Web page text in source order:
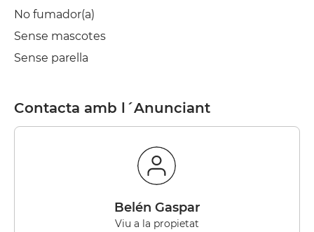
No fumador(a)
Sense mascotes
Sense parella
Contacta amb l´Anunciant
Belén Gaspar
Viu a la propietat